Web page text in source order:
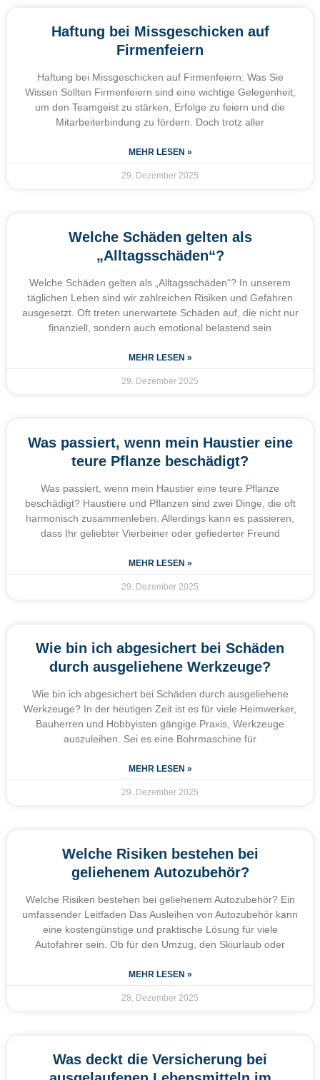
Haftung bei Missgeschicken auf
Firmenfeiern
Haftung bei Missgeschicken auf Firmenfeiern: Was Sie
Wissen Sollten Firmenfeiern sind eine wichtige Gelegenheit,
um den Teamgeist zu stärken, Erfolge zu feiern und die
Mitarbeiterbindung zu fördern. Doch trotz aller
MEHR LESEN »
29. Dezember 2025
Welche Schäden gelten als
„Alltagsschäden“?
Welche Schäden gelten als „Alltagsschäden“? In unserem
täglichen Leben sind wir zahlreichen Risiken und Gefahren
ausgesetzt. Oft treten unerwartete Schäden auf, die nicht nur
finanziell, sondern auch emotional belastend sein
MEHR LESEN »
29. Dezember 2025
Was passiert, wenn mein Haustier eine
teure Pflanze beschädigt?
Was passiert, wenn mein Haustier eine teure Pflanze
beschädigt? Haustiere und Pflanzen sind zwei Dinge, die oft
harmonisch zusammenleben. Allerdings kann es passieren,
dass Ihr geliebter Vierbeiner oder gefiederter Freund
MEHR LESEN »
29. Dezember 2025
Wie bin ich abgesichert bei Schäden
durch ausgeliehene Werkzeuge?
Wie bin ich abgesichert bei Schäden durch ausgeliehene
Werkzeuge? In der heutigen Zeit ist es für viele Heimwerker,
Bauherren und Hobbyisten gängige Praxis, Werkzeuge
auszuleihen. Sei es eine Bohrmaschine für
MEHR LESEN »
29. Dezember 2025
Welche Risiken bestehen bei
geliehenem Autozubehör?
Welche Risiken bestehen bei geliehenem Autozubehör? Ein
umfassender Leitfaden Das Ausleihen von Autozubehör kann
eine kostengünstige und praktische Lösung für viele
Autofahrer sein. Ob für den Umzug, den Skiurlaub oder
MEHR LESEN »
28. Dezember 2025
Was deckt die Versicherung bei